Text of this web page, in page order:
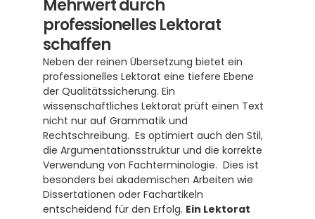
Mehrwert durch
professionelles Lektorat
schaffen
Neben der reinen Übersetzung bietet ein
professionelles Lektorat eine tiefere Ebene
der Qualitätssicherung. Ein
wissenschaftliches Lektorat prüft einen Text
nicht nur auf Grammatik und
Rechtschreibung.  Es optimiert auch den Stil,
die Argumentationsstruktur und die korrekte
Verwendung von Fachterminologie.  Dies ist
besonders bei akademischen Arbeiten wie
Dissertationen oder Fachartikeln
entscheidend für den Erfolg. Ein Lektorat